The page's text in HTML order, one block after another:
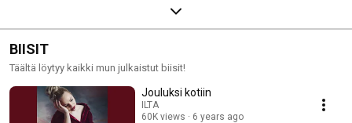
BIISIT
Täältä löytyy kaikki mun julkaistut biisit!
Jouluksi kotiin
ILTA
60K views
6 years ago